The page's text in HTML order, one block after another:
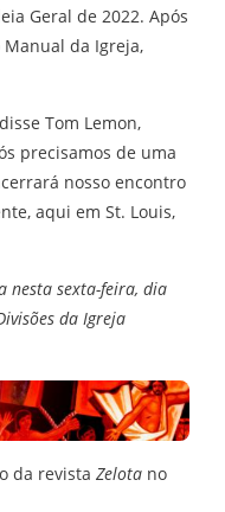
Geral de 2022. Após
da Igreja,
Tom Lemon,
precisamos de uma
nosso encontro
aqui em St. Louis,
nesta sexta-feira, dia
da Igreja
da revista Zelota no